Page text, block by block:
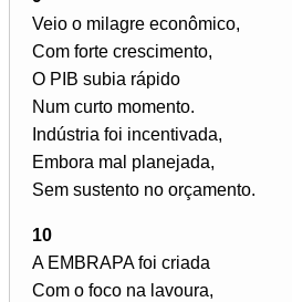
Veio o milagre econômico,
Com forte crescimento,
O PIB subia rápido
Num curto momento.
Indústria foi incentivada,
Embora mal planejada,
Sem sustento no orçamento.
10
A EMBRAPA foi criada
Com o foco na lavoura,